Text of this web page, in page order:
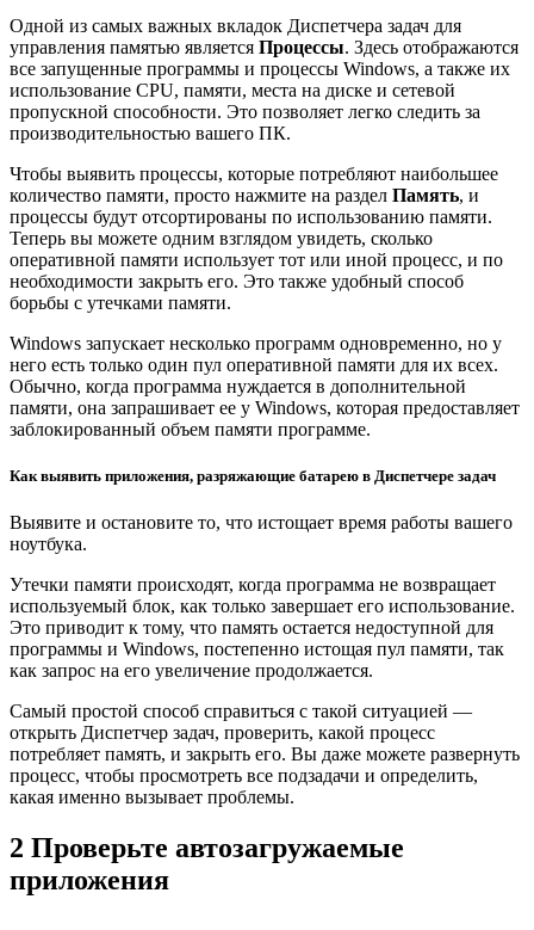
Одной из самых важных вкладок Диспетчера задач для
управления памятью является Процессы. Здесь отображаются
все запущенные программы и процессы Windows, а также их
использование CPU, памяти, места на диске и сетевой
пропускной способности. Это позволяет легко следить за
производительностью вашего ПК.
Чтобы выявить процессы, которые потребляют наибольшее
количество памяти, просто нажмите на раздел Память, и
процессы будут отсортированы по использованию памяти.
Теперь вы можете одним взглядом увидеть, сколько
оперативной памяти использует тот или иной процесс, и по
необходимости закрыть его. Это также удобный способ
борьбы с утечками памяти.
Windows запускает несколько программ одновременно, но у
него есть только один пул оперативной памяти для их всех.
Обычно, когда программа нуждается в дополнительной
памяти, она запрашивает ее у Windows, которая предоставляет
заблокированный объем памяти программе.
Как выявить приложения, разряжающие батарею в Диспетчере задач
Выявите и остановите то, что истощает время работы вашего
ноутбука.
Утечки памяти происходят, когда программа не возвращает
используемый блок, как только завершает его использование.
Это приводит к тому, что память остается недоступной для
программы и Windows, постепенно истощая пул памяти, так
как запрос на его увеличение продолжается.
Самый простой способ справиться с такой ситуацией —
открыть Диспетчер задач, проверить, какой процесс
потребляет память, и закрыть его. Вы даже можете развернуть
процесс, чтобы просмотреть все подзадачи и определить,
какая именно вызывает проблемы.
2 Проверьте автозагружаемые
приложения